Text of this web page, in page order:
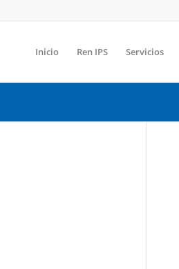
Inicio Ren IPS Servicios